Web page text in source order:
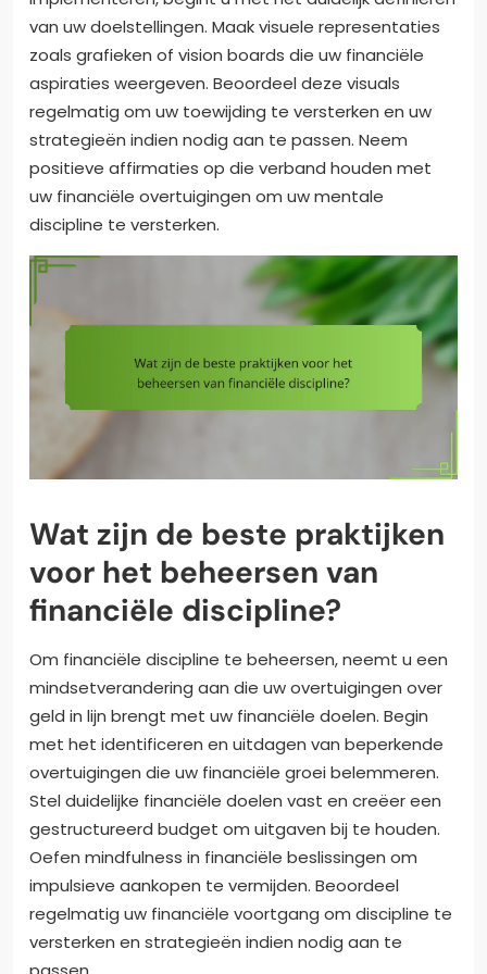
van uw doelstellingen. Maak visuele representaties
zoals grafieken of vision boards die uw financiële
aspiraties weergeven. Beoordeel deze visuals
regelmatig om uw toewijding te versterken en uw
strategieën indien nodig aan te passen. Neem
positieve affirmaties op die verband houden met
uw financiële overtuigingen om uw mentale
discipline te versterken.
Wat zijn de beste praktijken
voor het beheersen van
financiële discipline?
Om financiële discipline te beheersen, neemt u een
mindsetverandering aan die uw overtuigingen over
geld in lijn brengt met uw financiële doelen. Begin
met het identificeren en uitdagen van beperkende
overtuigingen die uw financiële groei belemmeren.
Stel duidelijke financiële doelen vast en creëer een
gestructureerd budget om uitgaven bij te houden.
Oefen mindfulness in financiële beslissingen om
impulsieve aankopen te vermijden. Beoordeel
regelmatig uw financiële voortgang om discipline te
versterken en strategieën indien nodig aan te